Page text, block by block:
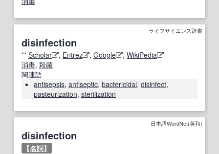
ライフサイエンス辞書
disinfection
** Scholar , Entrez , Google , WikiPedia
消毒, 殺菌
関連語
antisepsis, antiseptic, bactericidal, disinfect,
pasteurization, sterilization
日本語WordNet(英和)
disinfection
【名詞】